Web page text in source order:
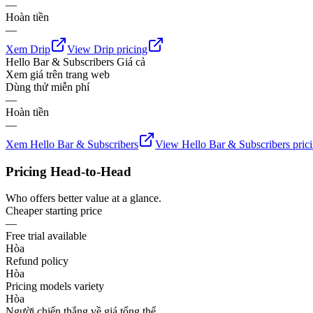
—
Hoàn tiền
—
Xem Drip View Drip pricing
Hello Bar & Subscribers Giá cả
Xem giá trên trang web
Dùng thử miễn phí
—
Hoàn tiền
—
Xem Hello Bar & Subscribers View Hello Bar & Subscribers
Pricing Head-to-Head
Who offers better value at a glance.
Cheaper starting price
—
Free trial available
Hòa
Refund policy
Hòa
Pricing models variety
Hòa